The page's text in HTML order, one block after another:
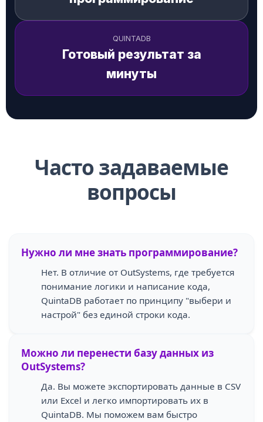
QUINTADB
Готовый результат за
минуты
Часто задаваемые
вопросы
Нужно ли мне знать программирование?
Нет. В отличие от OutSystems, где требуется
понимание логики и написание кода,
QuintaDB работает по принципу "выбери и
настрой" без единой строки кода.
Можно ли перенести базу данных из
OutSystems?
Да. Вы можете экспортировать данные в CSV
или Excel и легко импортировать их в
QuintaDB. Мы поможем вам быстро